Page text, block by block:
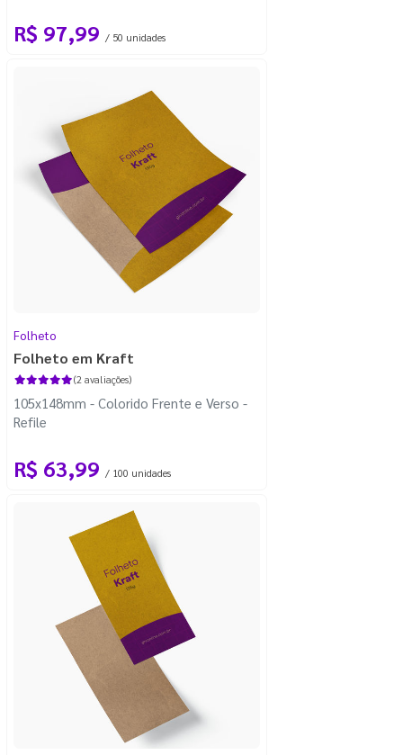
R$ 97,99 / 50 unidades
Folheto
Folheto em Kraft
(2 avaliações)
105x148mm - Colorido Frente e Verso -
Refile
R$ 63,99 / 100 unidades